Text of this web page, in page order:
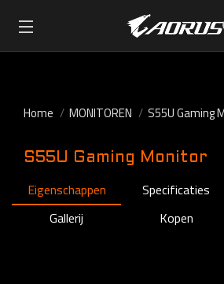
Home MONITOREN S55U Gaming
S55U Gaming Monitor
Eigenschappen Specificaties
Gallerij
Kopen